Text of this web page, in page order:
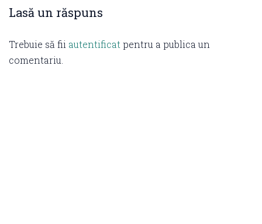
Lasă un răspuns
Trebuie să fii autentificat pentru a publica un
comentariu.